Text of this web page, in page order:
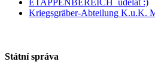
Kriegsgräber-Abteilung K.u.K.
Státní správa